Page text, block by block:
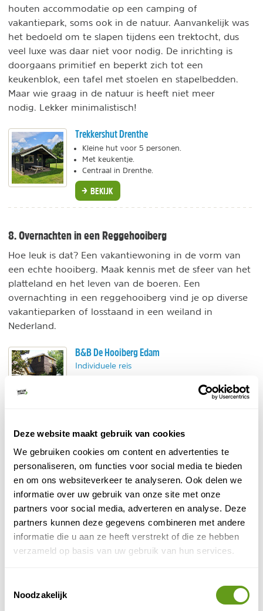
Deze website maakt gebruik van cookies
We gebruiken cookies om content en advertenties te
personaliseren, om functies voor social media te bieden
en om ons websiteverkeer te analyseren. Ook delen we
informatie over uw gebruik van onze site met onze
partners voor social media, adverteren en analyse. Deze
partners kunnen deze gegevens combineren met andere
informatie die u aan ze heeft verstrekt of die ze hebben
verzameld op basis van uw gebruik van hun services.
Noodzakelijk
houten accommodatie op een camping of
vakantiepark, soms ook in de natuur. Aanvankelijk was
het bedoeld om te slapen tijdens een trektocht, dus
veel luxe was daar niet voor nodig. De inrichting is
doorgaans primitief en beperkt zich tot een
keukenblok, een tafel met stoelen en stapelbedden.
Maar wie graag in de natuur is heeft niet meer
nodig. Lekker minimalistisch!
Trekkershut Drenthe
Kleine hut voor 5 personen.
Met keukentje.
Centraal in Drenthe.
BEKIJK
8. Overnachten in een Reggehooiberg
Hoe leuk is dat? Een vakantiewoning in de vorm van
een echte hooiberg. Maak kennis met de sfeer van het
platteland en het leven van de boeren. Een
overnachting in een reggehooiberg vind je op diverse
vakantieparken of losstaand in een weiland in
Nederland.
B&B De Hooiberg Edam
Individuele reis
20m van de dijk van het Markermeer.
De Hooischuur Noordwijkerhout
Uniek overnachten in de Bollenstreek!
Omgebouwde hooischuur.
Bollenvelden op loopafstand
, Keukenhof op
fietsafstand.
BEKIJK
Booking.com - Hooiberg Made